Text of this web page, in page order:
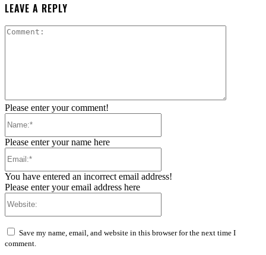
LEAVE A REPLY
Please enter your comment!
Please enter your name here
You have entered an incorrect email address!
Please enter your email address here
Save my name, email, and website in this browser for the next time I
comment.